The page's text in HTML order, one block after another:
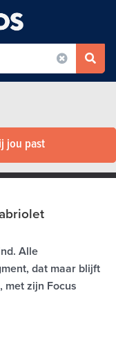
jou past
Alle
dat maar blijft
met zijn Focus